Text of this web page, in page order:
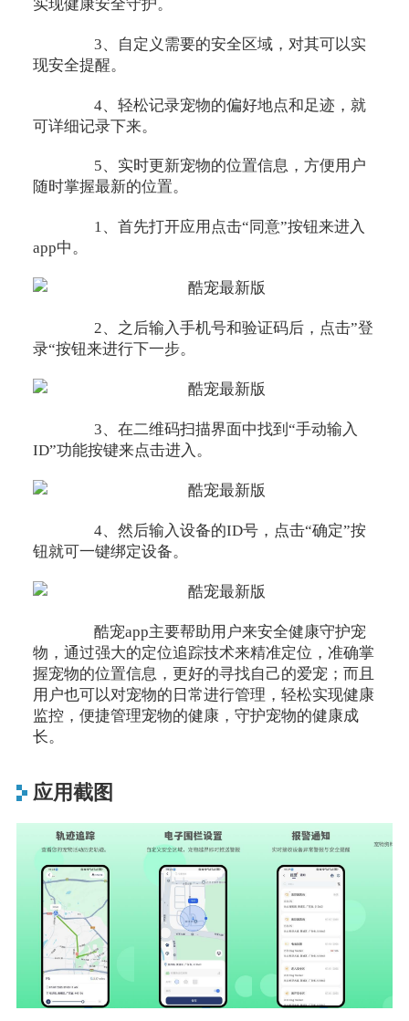
实现健康安全守护。
3、自定义需要的安全区域，对其可以实
现安全提醒。
4、轻松记录宠物的偏好地点和足迹，就
可详细记录下来。
5、实时更新宠物的位置信息，方便用户
随时掌握最新的位置。
1、首先打开应用点击“同意”按钮来进入
app中。
2、之后输入手机号和验证码后，点击”登
录“按钮来进行下一步。
3、在二维码扫描界面中找到“手动输入
ID”功能按键来点击进入。
4、然后输入设备的ID号，点击“确定”按
钮就可一键绑定设备。
酷宠app主要帮助用户来安全健康守护宠
物，通过强大的定位追踪技术来精准定位，准确掌
握宠物的位置信息，更好的寻找自己的爱宠；而且
用户也可以对宠物的日常进行管理，轻松实现健康
监控，便捷管理宠物的健康，守护宠物的健康成
长。
应用截图